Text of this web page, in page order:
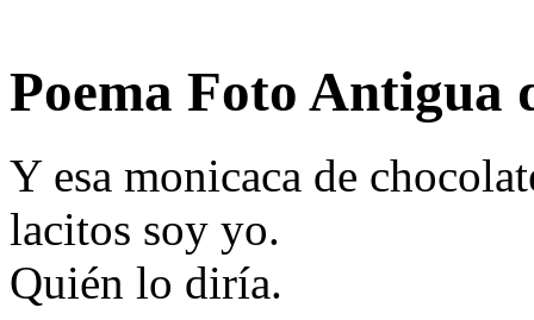
Poema Foto Antigua
Y esa monicaca de
lacitos soy yo.
Quién lo diría.